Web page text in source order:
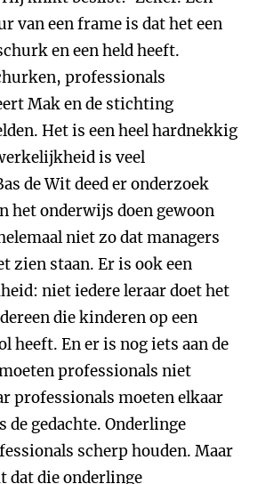
van een frame is dat het een
en een held heeft.
professionals
Mak en de stichting
Het is een heel hardnekkig
is veel
de Wit deed er onderzoek
het onderwijs doen gewoon
niet zo dat managers
zien staan. Er is ook een
niet iedere leraar doet het
die kinderen op een
heeft. En er is nog iets aan de
professionals niet
professionals moeten elkaar
de gedachte. Onderlinge
scherp houden. Maar
dat die onderlinge